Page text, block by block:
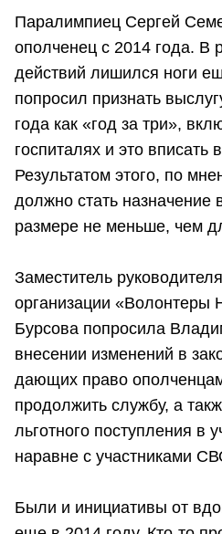
Паралимпиец Сергей
ополченец с 2014 года. В
действий лишился ноги
попросил признать
года как «год за три»,
госпиталях и это
Результатом этого, по
должно стать назначение
размере не меньше, чем
Заместитель
организации «Волонтеры
Бурсова попросила
внесении изменений в
дающих право
продолжить службу, а
льготного поступления в
наравне с участниками
Были и инициативы от